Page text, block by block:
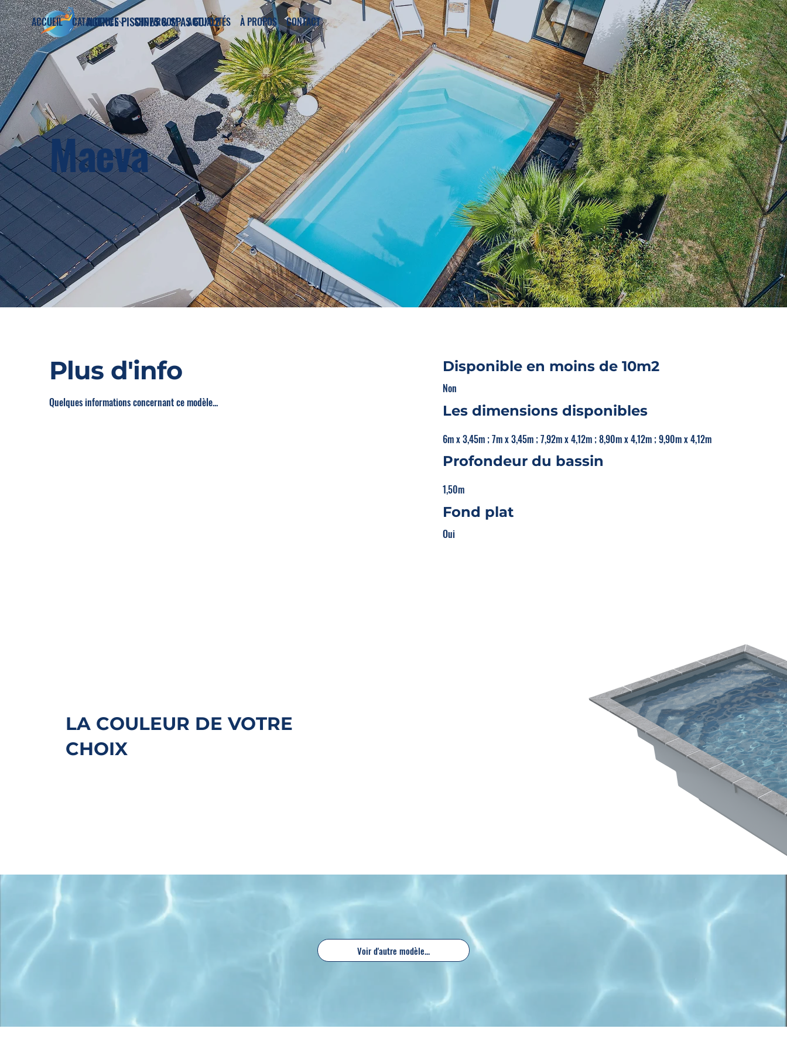
AGENCE PISCINES & SPAS 60/02
ACCUEIL CATALOGUES SHOWROOM ACTUALITÉS À PROPOS CONTACT
Maeva
Disponible en moins de 10m2
Non
Les dimensions disponibles
6m x 3,45m ; 7m x 3,45m ; 7,92m x 4,12m ; 8,90m x 4,12m ; 9,90m x 4,12m
Profondeur du bassin
1,50m
Fond plat
Oui
Plus d'info
Quelques informations concernant ce modèle...
LA COULEUR DE VOTRE
CHOIX
Voir d'autre modèle...